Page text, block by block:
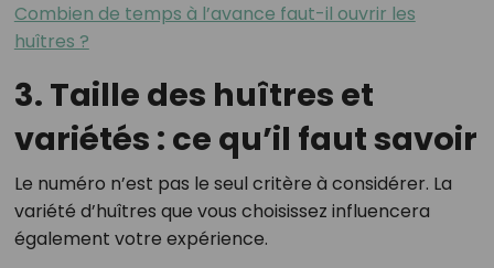
Combien de temps à l’avance faut-il ouvrir les
huîtres ?
3. Taille des huîtres et
variétés : ce qu’il faut savoir
Le numéro n’est pas le seul critère à considérer. La
variété d’huîtres que vous choisissez influencera
également votre expérience.